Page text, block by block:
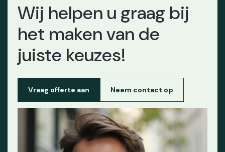
Wij helpen u graag bij
het maken van de
juiste keuzes!
Vraag offerte aan Neem contact op